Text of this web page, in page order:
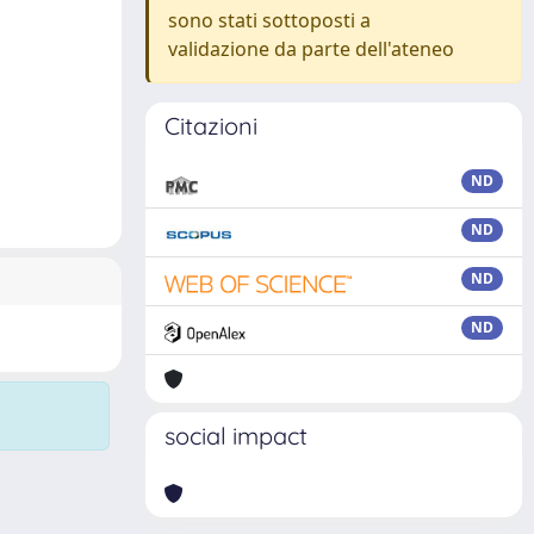
sono stati sottoposti a
validazione da parte dell'ateneo
Citazioni
ND
ND
ND
ND
social impact